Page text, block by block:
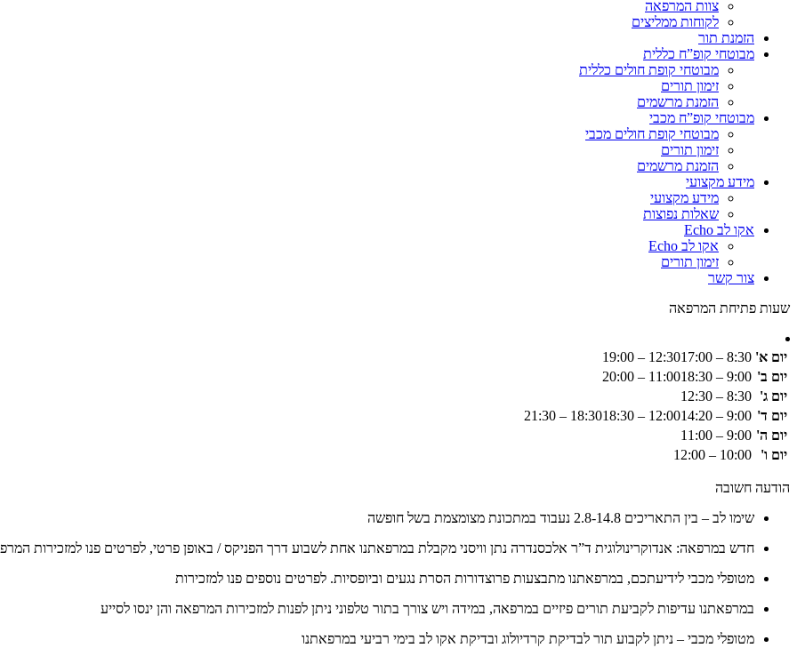
צוות המרפאה
לקוחות ממליצים
הזמנת תור
מבוטחי קופ”ח כללית
מבוטחי קופת חולים כללית
זימון תורים
הזמנת מרשמים
מבוטחי קופ”ח מכבי
מבוטחי קופת חולים מכבי
זימון תורים
הזמנת מרשמים
מידע מקצועי
מידע מקצועי
שאלות נפוצות
אקו לב Echo
אקו לב Echo
זימון תורים
צור קשר
שעות פתיחת המרפאה
יום א' 8:30 – 12:30
17:00 – 19:00
יום ב' 9:00 – 11:00
18:30 – 20:00
יום ג' 8:30 – 12:30
יום ד' 9:00 – 12:00
14:20 – 18:30
18:30 – 21:30
יום ה' 9:00 – 11:00
יום ו'
10:00 – 12:00
הודעה חשובה
שימו לב – בין התאריכים 2.8-14.8 נעבוד במתכונת מצומצמת בשל חופשה
חדש במרפאה: אנדוקרינולוגית ד”ר אלכסנדרה נתן וויסני מקבלת במרפאתנו אחת לשבוע דרך הפניקס / באופן פרטי, לפרטים פנו למזכירות
מטופלי מכבי לידיעתכם, במרפאתנו מתבצעות פרוצדורות הסרת נגעים וביופסיות. לפרטים נוספים פנו למזכירות
במרפאתנו עדיפות לקביעת תורים פיזיים במרפאה, במידה ויש צורך בתור טלפוני ניתן לפנות למזכירות המרפאה והן ינסו לסייע
מטופלי מכבי – ניתן לקבוע תור לבדיקת קרדיולוג ובדיקת אקו לב בימי רביעי במרפאתנו